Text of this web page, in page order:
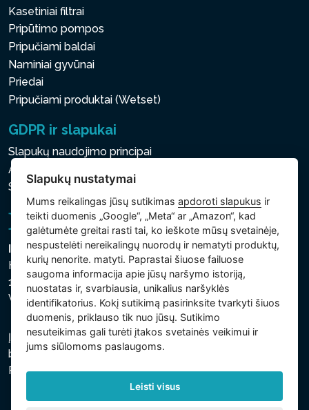
Kasetiniai filtrai
Pripūtimo pompos
Pripučiami baldai
Naminiai gyvūnai
Priedai
Pripučiami produktai (Wetset)
GDPR ir slapukai
Slapukų naudojimo principai
Asmens ir kitų tvarkomų duomenų apsaugos politika
Slapukų nustatymai
Intex Trading, s.r.o.
Hradecká 2526/3
130 00 Praha 3
Vinohrady - Česká republika
Įmonė įregistruota Prahos miesto teisme, C skyriuje,
bylos numeris 74759. regsitracijos numeris: 26150808,
PVM kodas: CZ26150808.
Slapukų nustatymai
Mums reikalingas jūsų sutikimasapdoroti slapukus ir
teikti duomenis „Google“, „Meta“ ar „Amazon“, kad
galėtumėte greitai rasti tai, ko ieškote mūsų svetainėje,
nespustelėti nereikalingų nuorodų ir nematyti produktų,
kurių nenorite. matyti. Paprastai šiuose failuose
saugoma informacija apie jūsų naršymo istoriją,
nuostatas ir, svarbiausia, unikalius naršyklės
identifikatorius. Kokį sutikimą pasirinksite tvarkyti šiuos
duomenis, priklauso tik nuo jūsų. Sutikimo
nesuteikimas gali turėti įtakos svetainės veikimui ir
jums siūlomoms paslaugoms.
Leisti visus